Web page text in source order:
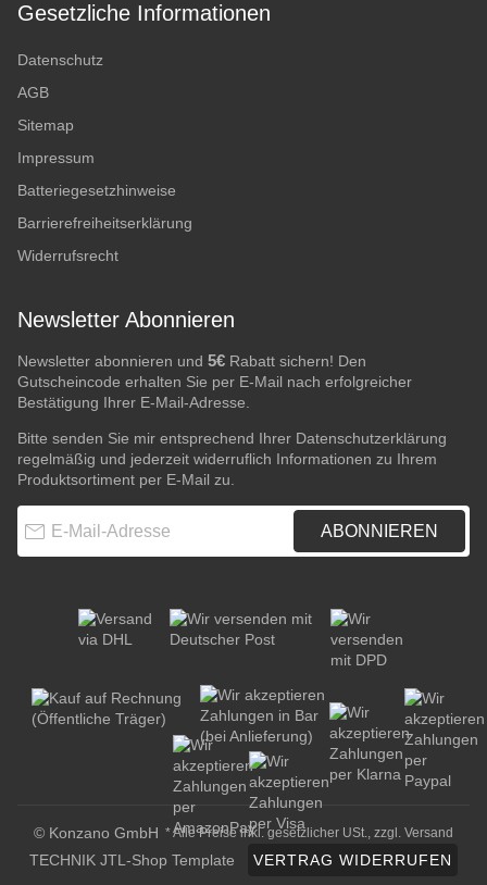
Gesetzliche Informationen
Datenschutz
AGB
Sitemap
Impressum
Batteriegesetzhinweise
Barrierefreiheitserklärung
Widerrufsrecht
Newsletter Abonnieren
Newsletter abonnieren und 5€ Rabatt sichern! Den
Gutscheincode erhalten Sie per E-Mail nach erfolgreicher
Bestätigung Ihrer E-Mail-Adresse.
Bitte senden Sie mir entsprechend Ihrer Datenschutzerklärung
regelmäßig und jederzeit widerruflich Informationen zu Ihrem
Produktsortiment per E-Mail zu.
ABONNIEREN
© Konzano GmbH * Alle Preise inkl. gesetzlicher USt., zzgl. Versand
TECHNIK JTL-Shop Template VERTRAG WIDERRUFEN